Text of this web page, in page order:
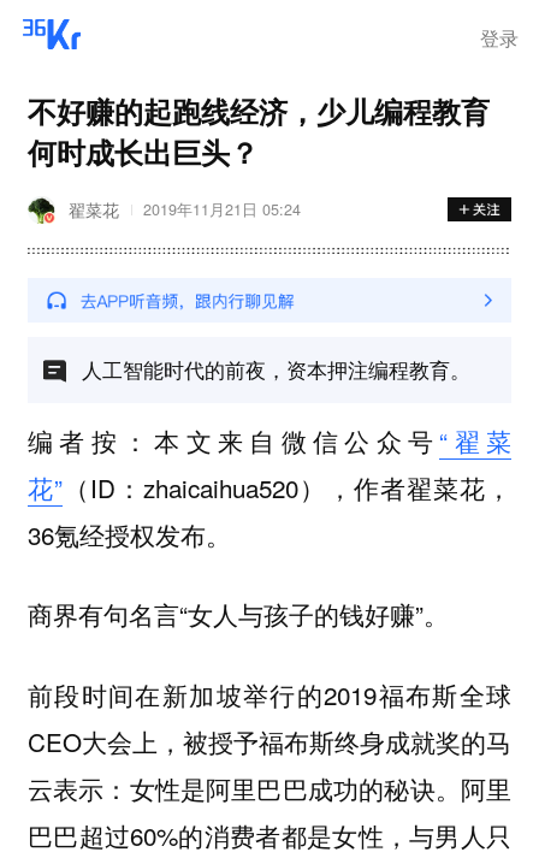
登录
不好赚的起跑线经济，少儿编程教育
何时成长出巨头？
翟菜花 2019年11月21日 05:24
人工智能时代的前夜，资本押注编程教育。
编者按：本文来自微信公众号 “翟菜
花” （ID：zhaicaihua520），作者翟菜花，
36氪经授权发布。
商界有句名言“女人与孩子的钱好赚”。
前段时间在新加坡举行的2019福布斯全球
CEO大会上，被授予福布斯终身成就奖的马
云表示：女性是阿里巴巴成功的秘诀。阿里
巴巴超过60%的消费者都是女性，与男人只